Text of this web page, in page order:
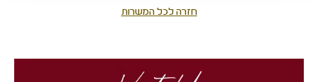
חזרה לכל המשרות